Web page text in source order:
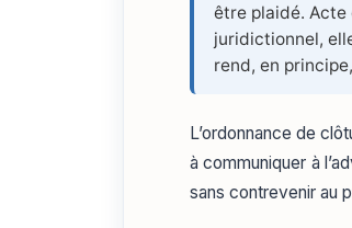
être plaidé.
juridictionnel,
rend, en
L’ordonnance de
à communiquer à
sans contrevenir au